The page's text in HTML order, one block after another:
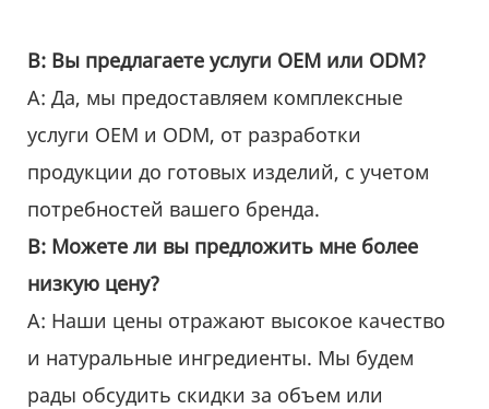
В: Вы предлагаете услуги OEM или ODM?
А: Да, мы предоставляем комплексные
услуги OEM и ODM, от разработки
продукции до готовых изделий, с учетом
потребностей вашего бренда.
В: Можете ли вы предложить мне более
низкую цену?
А: Наши цены отражают высокое качество
и натуральные ингредиенты. Мы будем
рады обсудить скидки за объем или